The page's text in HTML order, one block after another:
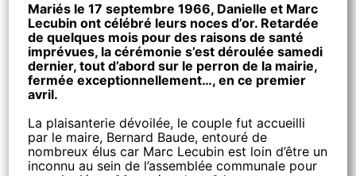
Mariés le 17 septembre 1966, Danielle et Marc
Lecubin ont célébré leurs noces d’or. Retardée
de quelques mois pour des raisons de santé
imprévues, la cérémonie s’est déroulée samedi
dernier, tout d’abord sur le perron de la mairie,
fermée exceptionnellement…, en ce premier
avril.
La plaisanterie dévoilée, le couple fut accueilli
par le maire, Bernard Baude, entouré de
nombreux élus car Marc Lecubin est loin d’être un
inconnu au sein de l’assemblée communale pour